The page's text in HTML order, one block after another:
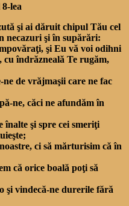
lea
şi ai dăruit chipul Tău cel
necazuri şi în supărări:
şi Eu vă voi odihni
cu îndrăzneală Te rugăm,
de vrăjmaşii care ne fac
ne, căci ne afundăm în
înalte şi spre cei smeriţi
ci să mărturisim că în
că orice boală poţi să
şi vindecă-ne durerile fără